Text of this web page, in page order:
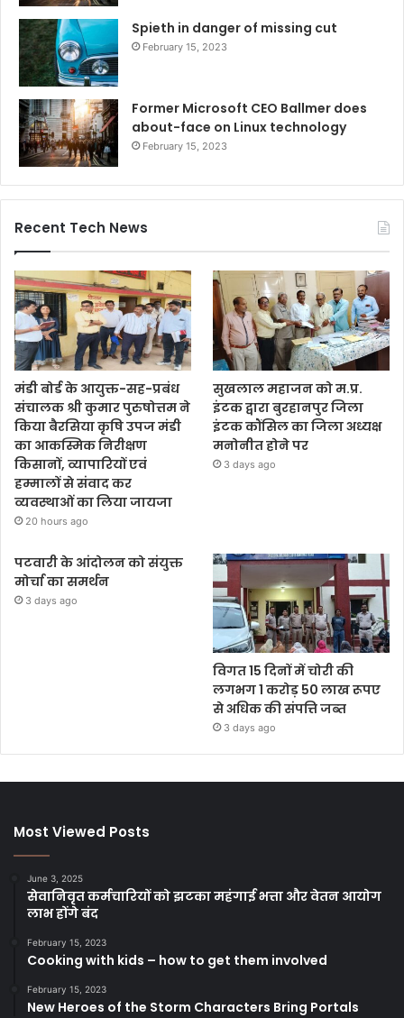
Spieth in danger of missing cut
February 15, 2023
Former Microsoft CEO Ballmer does
about-face on Linux technology
February 15, 2023
Recent Tech News
मंडी बोर्ड के आयुक्त-सह-प्रबंध
संचालक श्री कुमार पुरुषोत्तम ने
किया बैरसिया कृषि उपज मंडी
का आकस्मिक निरीक्षण
किसानों, व्यापारियों एवं
हम्मालों से संवाद कर
व्यवस्थाओं का लिया जायजा
20 hours ago
सुखलाल महाजन को म.प्र.
इंटक द्वारा बुरहानपुर जिला
इंटक कौंसिल का जिला अध्यक्ष
मनोनीत होने पर
3 days ago
पटवारी के आंदोलन को संयुक्त
मोर्चा का समर्थन
3 days ago
विगत 15 दिनों में चोरी की
लगभग 1 करोड़ 50 लाख रूपए
से अधिक की संपत्ति जब्‍त
3 days ago
Most Viewed Posts
June 3, 2025
सेवानिवृत कर्मचारियों को झटका महंगाई भत्ता और वेतन आयोग
लाभ होंगे बंद
February 15, 2023
Cooking with kids – how to get them involved
February 15, 2023
New Heroes of the Storm Characters Bring Portals